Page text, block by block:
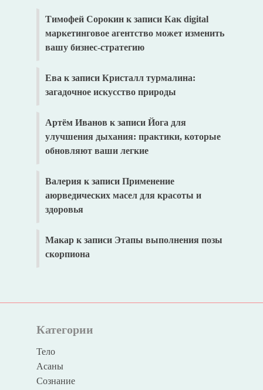
Тимофей Сорокинк записи Как digital
маркетинговое агентство может изменить
вашу бизнес-стратегию
Ева к записи Кристалл турмалина:
загадочное искусство природы
Артём Иванов к записи Йога для
улучшения дыхания: практики, которые
обновляют ваши легкие
Валерия к записи Применение
аюрведических масел для красоты и
здоровья
Макарк записи Этапы выполнения позы
скорпиона
Категории
Тело
Асаны
Сознание